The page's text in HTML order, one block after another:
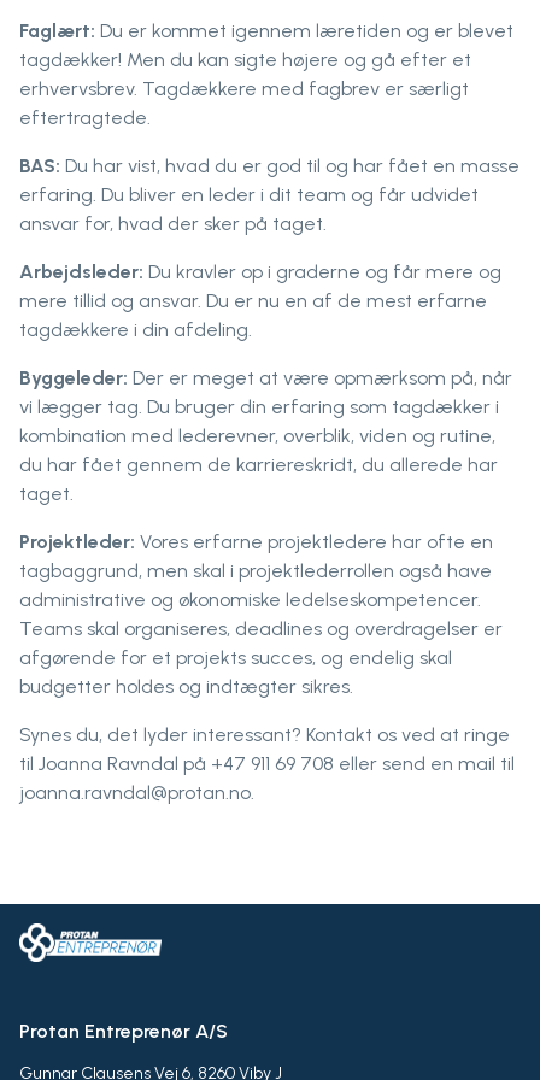
Faglært: Du er kommet igennem læretiden og er blevet
tagdækker! Men du kan sigte højere og gå efter et
erhvervsbrev. Tagdækkere med fagbrev er særligt
eftertragtede.
BAS: Du har vist, hvad du er god til og har fået en masse
erfaring. Du bliver en leder i dit team og får udvidet
ansvar for, hvad der sker på taget.
Arbejdsleder: Du kravler op i graderne og får mere og
mere tillid og ansvar. Du er nu en af ​​de mest erfarne
tagdækkere i din afdeling.
Byggeleder: Der er meget at være opmærksom på, når
vi lægger tag. Du bruger din erfaring som tagdækker i
kombination med lederevner, overblik, viden og rutine,
du har fået gennem de karriereskridt, du allerede har
taget.
Projektleder: Vores erfarne projektledere har ofte en
tagbaggrund, men skal i projektlederrollen også have
administrative og økonomiske ledelseskompetencer.
Teams skal organiseres, deadlines og overdragelser er
afgørende for et projekts succes, og endelig skal
budgetter holdes og indtægter sikres.
Synes du, det lyder interessant? Kontakt os ved at ringe
til Joanna Ravndal på +47 911 69 708 eller send en mail til
joanna.ravndal@protan.no.
Protan Entreprenør A/S
Gunnar Clausens Vej 6, 8260 Viby J